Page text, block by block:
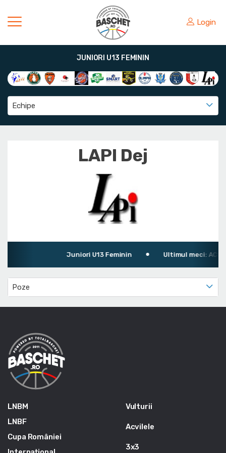
Login
JUNIORI U13 FEMININ
Echipe
LAPI Dej
Juniori U13 Feminin Ultimul meci: ACS
Poze
LNBM
LNBF
Cupa României
Vulturii
Acvilele
3x3